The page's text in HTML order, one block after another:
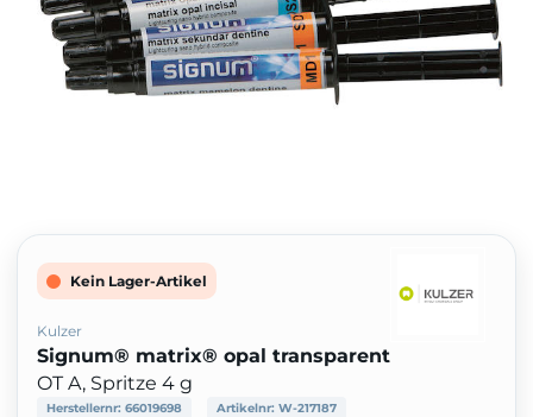
Kein Lager-Artikel
Kulzer
Signum® matrix® opal transparent
OT A, Spritze 4 g
Herstellernr: 66019698 Artikelnr: W-217187